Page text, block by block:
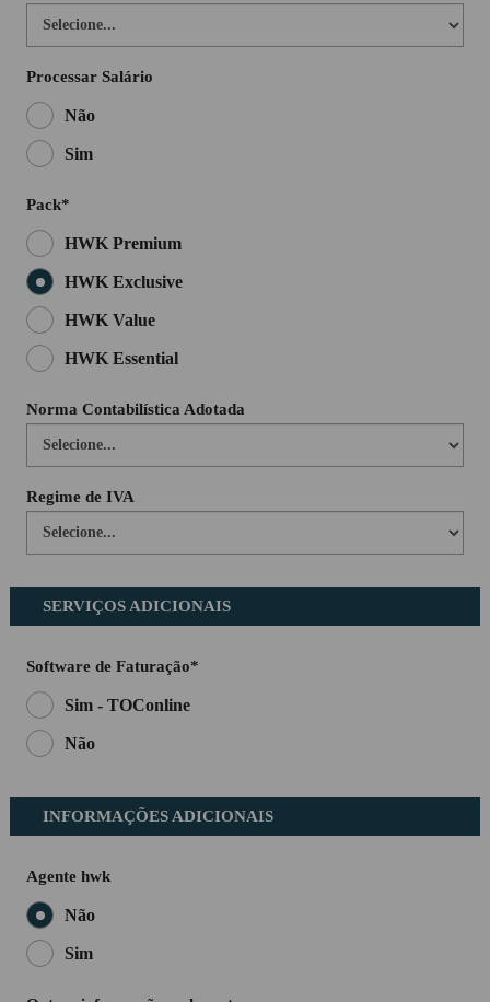
Processar Salário
Não
Sim
Pack*
HWK Premium
HWK Exclusive
HWK Value
HWK Essential
Norma Contabilística Adotada
Regime de IVA
SERVIÇOS ADICIONAIS
Software de Faturação*
Sim - TOConline
Não
INFORMAÇÕES ADICIONAIS
Agente hwk
Não
Sim